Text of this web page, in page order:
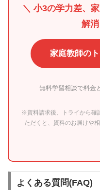
＼ 小3の学力差、
解
家庭教師の
無料学習相談で料金
※資料請求後、トライから確
ただくと、資料のお届けや
よくある質問(FAQ)